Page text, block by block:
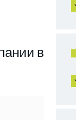
в